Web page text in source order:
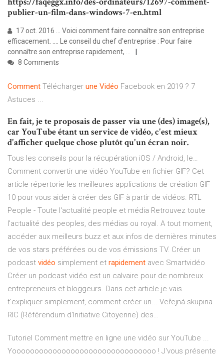
publier-un-film-dans-windows-7-en.html
17 oct. 2016 ... Voici comment faire connaître son entreprise
efficacement. .... Le conseil du chef d'entreprise : Pour faire
connaître son entreprise rapidement, ...
8 Comments
Comment Télécharger une Vidéo Facebook en 2019 ? 7
Astuces ...
En fait, je te proposais de passer via une (des) image(s),
car YouTube étant un service de vidéo, c'est mieux
d'afficher quelque chose plutôt qu'un écran noir.
Tous les conseils pour la récupération iOS / Android, le…
Comment convertir une vidéo YouTube en fichier GIF? Cet
article répertorie les meilleures applications de création GIF
10 pour vous aider à créer des GIF à partir de vidéos. RTL
People - Toute l'actualité people et média Retrouvez toute
l'actualité des peoples, des médias ou royal. A tout moment,
accéder aux meilleurs buzz et aux infos de dernières minutes
de vos stars préférées ou de vos émissions TV. Créer un
podcast vidéo simplement et rapidement avec Smartvidéo
Créer un podcast vidéo est un calvaire pour de nombreux
entrepreneurs et bloggeurs. Dans cet article je vais
t'expliquer simplement, comment créer un... Veřejná skupina
RIC (Référendum d'Initiative Citoyenne) des…
Tutoriel Comment mettre en ligne une vidéo sur YouTube ...
Yoooooooooooooooooooooooooooooooo ! J'vous présente